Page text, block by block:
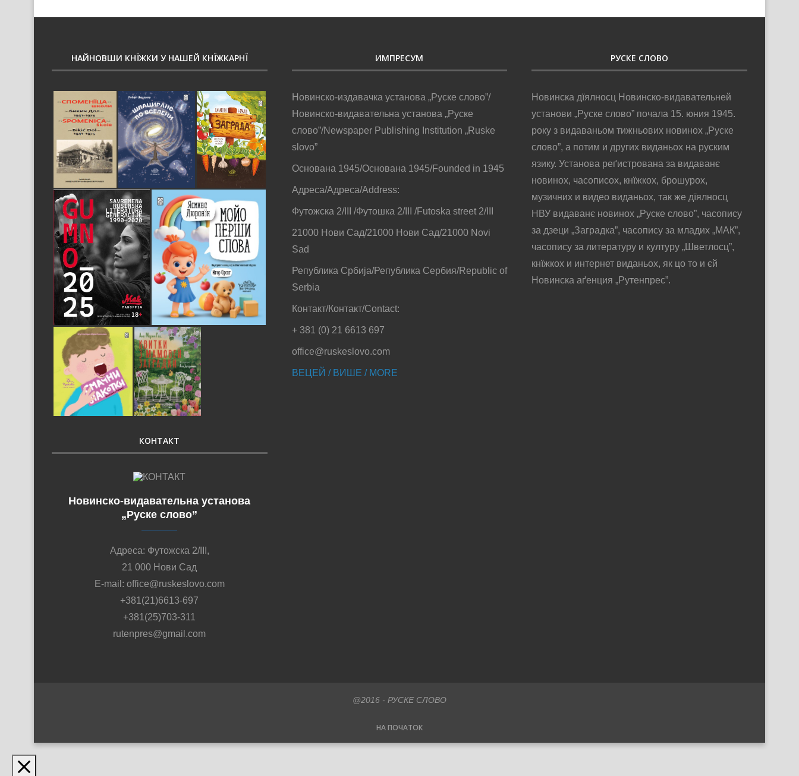
НАЙНОВШИ КНЇЖКИ У НАШЕЙ КНЇЖКАРНЇ
КОНТАКТ
Новинско-видавательна установа
„Руске слово”
Адреса: Футожска 2/III,
21 000 Нови Сад
E-mail: office@ruskeslovo.com
+381(21)6613-697
+381(25)703-311
rutenpres@gmail.com
ИМПРЕСУМ
Новинско-издавачка установа „Руске слово”/
Новинско-видавательна установа „Руске
слово”/Newspaper Publishing Institution „Ruske
slovo”
Основана 1945/Основана 1945/Founded in 1945
Адреса/Адреса/Address:
Футожска 2/III /Футошка 2/III /Futoska street 2/III
21000 Нови Сад/21000 Нови Сад/21000 Novi
Sad
Република Србија/Република Сербия/Republic of
Serbia
Контакт/Контакт/Contact:
+ 381 (0) 21 6613 697
office@ruskeslovo.com
ВЕЦЕЙ / ВИШЕ / MORE
РУСКЕ СЛОВО
Новинска дїялносц Новинско-видавательней
установи „Руске слово” почала 15. юния 1945.
року з видаваньом тижньових новинох „Руске
слово”, а потим и других виданьох на руским
язику. Установа реґистрована за видаванє
новинох, часописох, кнїжкох, брошурох,
музичних и видео виданьох, так же дїялносц
НВУ видаванє новинох „Руске слово”, часопису
за дзеци „Заградка”, часопису за младих „МАК”,
часопису за литературу и културу „Шветлосц”,
кнїжкох и интернет виданьох, як цо то и єй
Новинска аґенция „Рутенпрес”.
@2016 - РУСКЕ СЛОВО
НА ПОЧАТОК